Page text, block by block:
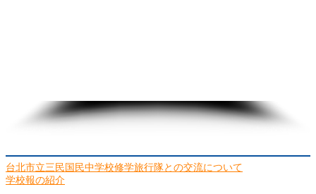
投
稿
台北市立三民国民中学校修学旅行隊との交流について
学校報の紹介